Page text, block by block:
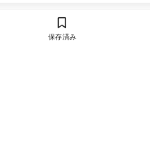
保存済み